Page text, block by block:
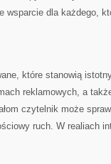
wsparcie dla każdego,
które stanowią
reklamowych, a
czytelnik może
ruch. W realiach